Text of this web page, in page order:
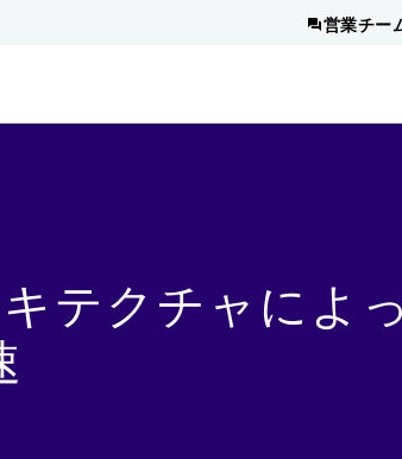
営業チー
キテクチャによ